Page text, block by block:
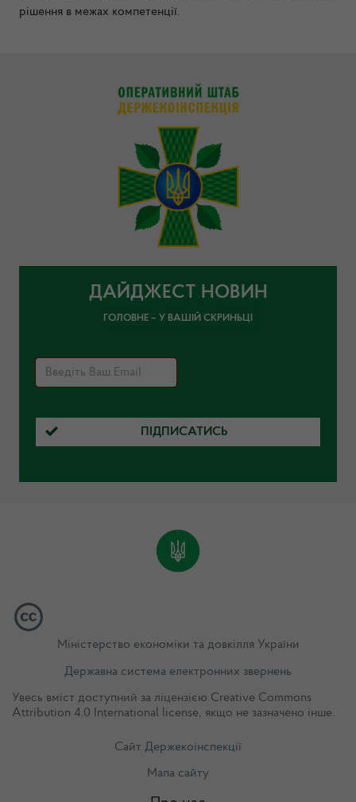
рішення в межах компетенції.
ДАЙДЖЕСТ НОВИН
ГОЛОВНЕ – У ВАШІЙ СКРИНЬЦІ
ПІДПИСАТИСЬ
Міністерство економіки та довкілля України
Державна система електронних звернень
Увесь вміст доступний за ліцензією Creative Commons
Attribution 4.0 International license, якщо не зазначено інше.
Сайт Держекоінспекції
Мапа сайту